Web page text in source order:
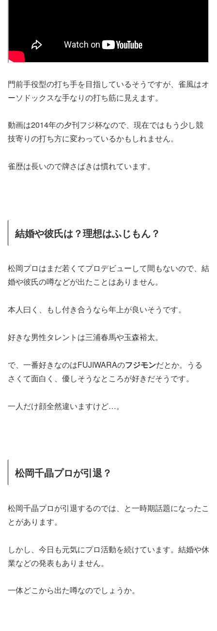
門前手役型の打ち手を目指しているそうですが、雀風はオ
ーソドックスな手なりの打ち筋に見えます。
動画は2014年の夕刊フジ杯なので、現在ではもう少し競
技寄りの打ち方に変わっているかもしれません。
雀歴は長いので牌さばきは慣れています。
結婚や彼氏は？理想はふじもん？
松岡プロはまだ若くてプロデビューして間もないので、結
婚や彼氏の噂などが出たことはありません。
本人曰く、もし付き合うなら年上が良いそうです。
好きな男性タレントは三浦春馬や玉森裕太。
で、一番好きなのはFUJIWARAのフジモンだとか。うる
さくて面白く、優しそうなところが好きだそうです。
一人だけ顔全然違いますけど…。
松岡千晶プロが引退？
松岡千晶プロが引退するのでは、と一時期話題になったこ
とがあります。
しかし、今日も元気にプロ活動を続けています。結婚や休
業などの発表もありません。
一体どこから出た噂なのでしょうか。